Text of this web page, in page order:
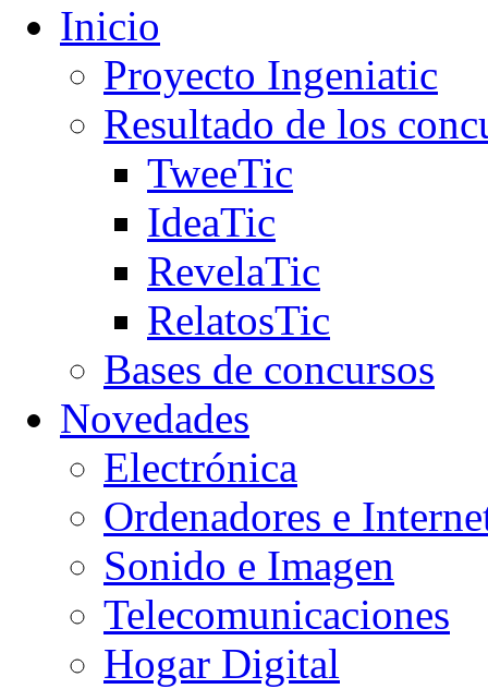
Inicio
Proyecto Ingeniatic
Resultado de los
TweeTic
IdeaTic
RevelaTic
RelatosTic
Bases de concursos
Novedades
Electrónica
Ordenadores e
Sonido e Imagen
Telecomunicaciones
Hogar Digital